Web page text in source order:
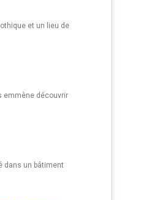
et un lieu de
emmène découvrir
dans un bâtiment